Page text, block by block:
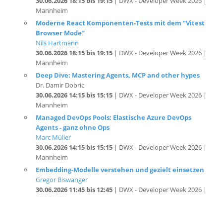
Moderne React Komponenten-Tests mit dem "Vitest
Browser Mode"
Nils Hartmann
30.06.2026 18:15 bis 19:15
Mannheim
Deep Dive: Mastering Agents, MCP and other hypes
Dr. Damir Dobric
30.06.2026 14:15 bis 15:15| DWX - Developer Week 2026 |
Mannheim
Managed DevOps Pools: Elastische Azure DevOps
Agents - ganz ohne Ops
Marc Müller
30.06.2026 14:15 bis 15:15
Mannheim
Embedding-Modelle verstehen und gezielt einsetzen
Gregor Biswanger
30.06.2026 11:45 bis 12:45| DWX - Developer Week 2026 |
Mannheim
JIT, GC & Threads – Die .NET Runtime, die du jeden Tag